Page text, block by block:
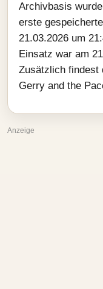
Archivbasis
erste
21.03.2026 um
Einsatz war am
Zusätzlich findest
Gerry and the
Anzeige